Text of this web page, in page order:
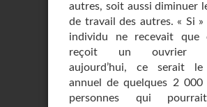
autres, soit aussi diminuer
de travail des autres. « Si »
individu ne recevait que
reçoit un ouvrier
aujourd’hui, ce serait le
annuel de quelques 2 000
personnes qui